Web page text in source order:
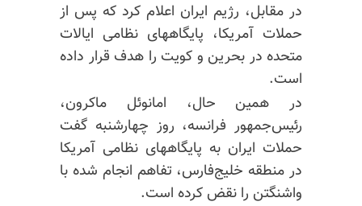
در مقابل، رژیم ایران اعلام کرد که پس از
حملات آمریکا، پایگاههای نظامی ایالات
متحده در بحرین و کویت را هدف قرار داده
است.
در همین حال، امانوئل ماکرون،
رئیس‌جمهور فرانسه، روز چهارشنبه گفت
حملات ایران به پایگاههای نظامی آمریکا
در منطقه خلیج‌فارس، تفاهم انجام شده با
واشنگتن را نقض کرده است.